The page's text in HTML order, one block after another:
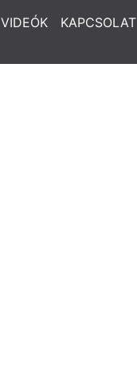
VIDEÓK KAPCSOLAT